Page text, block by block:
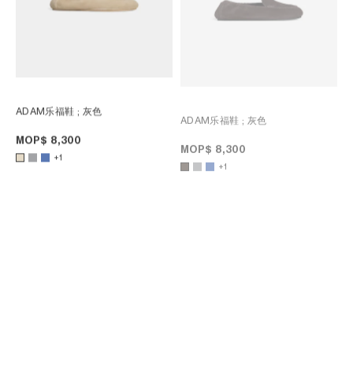
ADAM乐福鞋 ; 灰色
MOP$ 8,300
+1
ADAM乐福鞋 ; 灰色
MOP$ 8,300
+1